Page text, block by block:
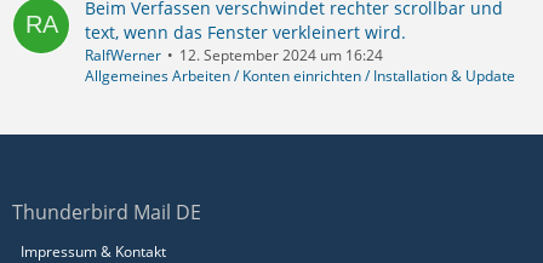
Beim Verfassen verschwindet rechter scrollbar und
text, wenn das Fenster verkleinert wird.
RalfWerner
12. September 2024 um 16:24
Allgemeines Arbeiten / Konten einrichten / Installation & Update
Thunderbird Mail DE
Impressum & Kontakt